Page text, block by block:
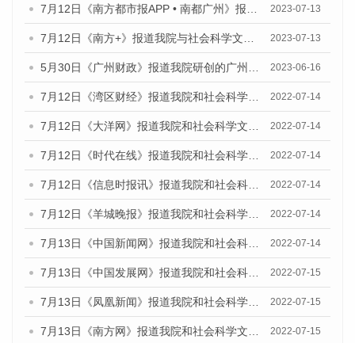
7月12日《南方都市报APP • 南都广州》报道我院与社会科学文献出版社联合发布《广州蓝皮书：广州经济发展报告（2023）》的媒体文章 2023-07-13
7月12日《南方+》报道我院与社会科学文献出版社联合发布的《广州蓝皮书：广州经济发展报告（2023）》的媒体文章 2023-07-13
5月30日《广州财政》报道我院研创的广州蓝皮书系列斩获全国第十三届优秀皮书奖3项大奖的媒体文章 2023-06-16
7月12日《湾区财经》报道我院和社会科学文献出版社联合发布的《广州蓝皮书：广州数字经济发展报告（2022）》的媒体文章 2022-07-14
7月12日《大洋网》报道我院和社会科学文献出版社联合发布的《广州蓝皮书：广州数字经济发展报告（2022）》的媒体文章 2022-07-14
7月12日《时代在线》报道我院和社会科学文献出版社联合发布的《广州蓝皮书：广州数字经济发展报告（2022）》的媒体文章 2022-07-14
7月12日《信息时报讯》报道我院和社会科学文献出版社联合发布的《广州蓝皮书：广州数字经济发展报告（2022）》的媒体文章 2022-07-14
7月12日《羊城晚报》报道我院和社会科学文献出版社联合发布的《广州蓝皮书：广州数字经济发展报告（2022）》的媒体文章 2022-07-14
7月13日《中国新闻网》报道我院和社会科学文献出版社联合发布的《广州蓝皮书：广州数字经济发展报告（2022）》的媒体文章 2022-07-14
7月13日《中国发展网》报道我院和社会科学文献出版社联合发布的《广州蓝皮书：广州数字经济发展报告（2022）》的媒体文章 2022-07-15
7月13日《凤凰新闻》报道我院和社会科学文献出版社联合发布的《广州蓝皮书：广州数字经济发展报告（2022）》的媒体文章 2022-07-15
7月13日《南方网》报道我院和社会科学文献出版社联合发布的《广州蓝皮书：广州数字经济发展报告（2022）》的媒体文章 2022-07-15